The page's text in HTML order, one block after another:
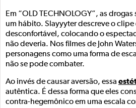
Em “OLD TECHNOLOGY”, as
um hábito. Slayyyter descreve o
desconfortável, colocando o
não deveria. Nos filmes de John
personagens como uma forma de
não se pode combater.
Ao invés de causar aversão, essa
autêntica. É dessa forma que eles
contra-hegemônico em uma escala